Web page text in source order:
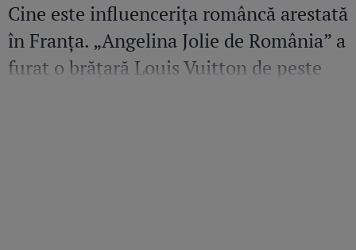
Cine este influencerița româncă arestată
în Franța. „Angelina Jolie de România” a
furat o brățară Louis Vuitton de peste